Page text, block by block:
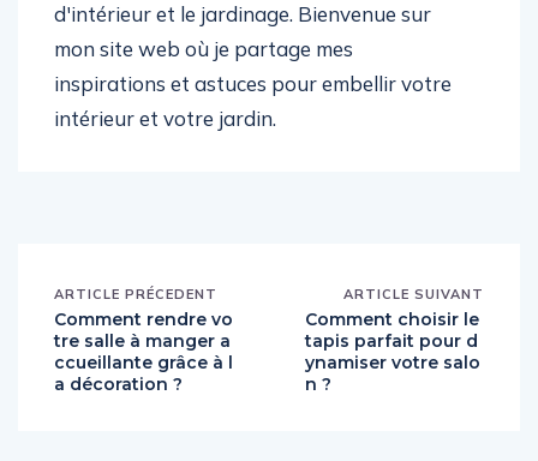
d'intérieur et le jardinage. Bienvenue sur
mon site web où je partage mes
inspirations et astuces pour embellir votre
intérieur et votre jardin.
ARTICLE PRÉCEDENT
Comment rendre vo
tre salle à manger a
ccueillante grâce à l
a décoration ?
ARTICLE SUIVANT
Comment choisir le
tapis parfait pour d
ynamiser votre salo
n ?